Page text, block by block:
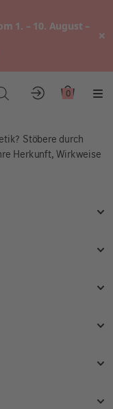
1. – 10. August –
×
Konto 0
Stöbere durch
Herkunft, Wirkweise